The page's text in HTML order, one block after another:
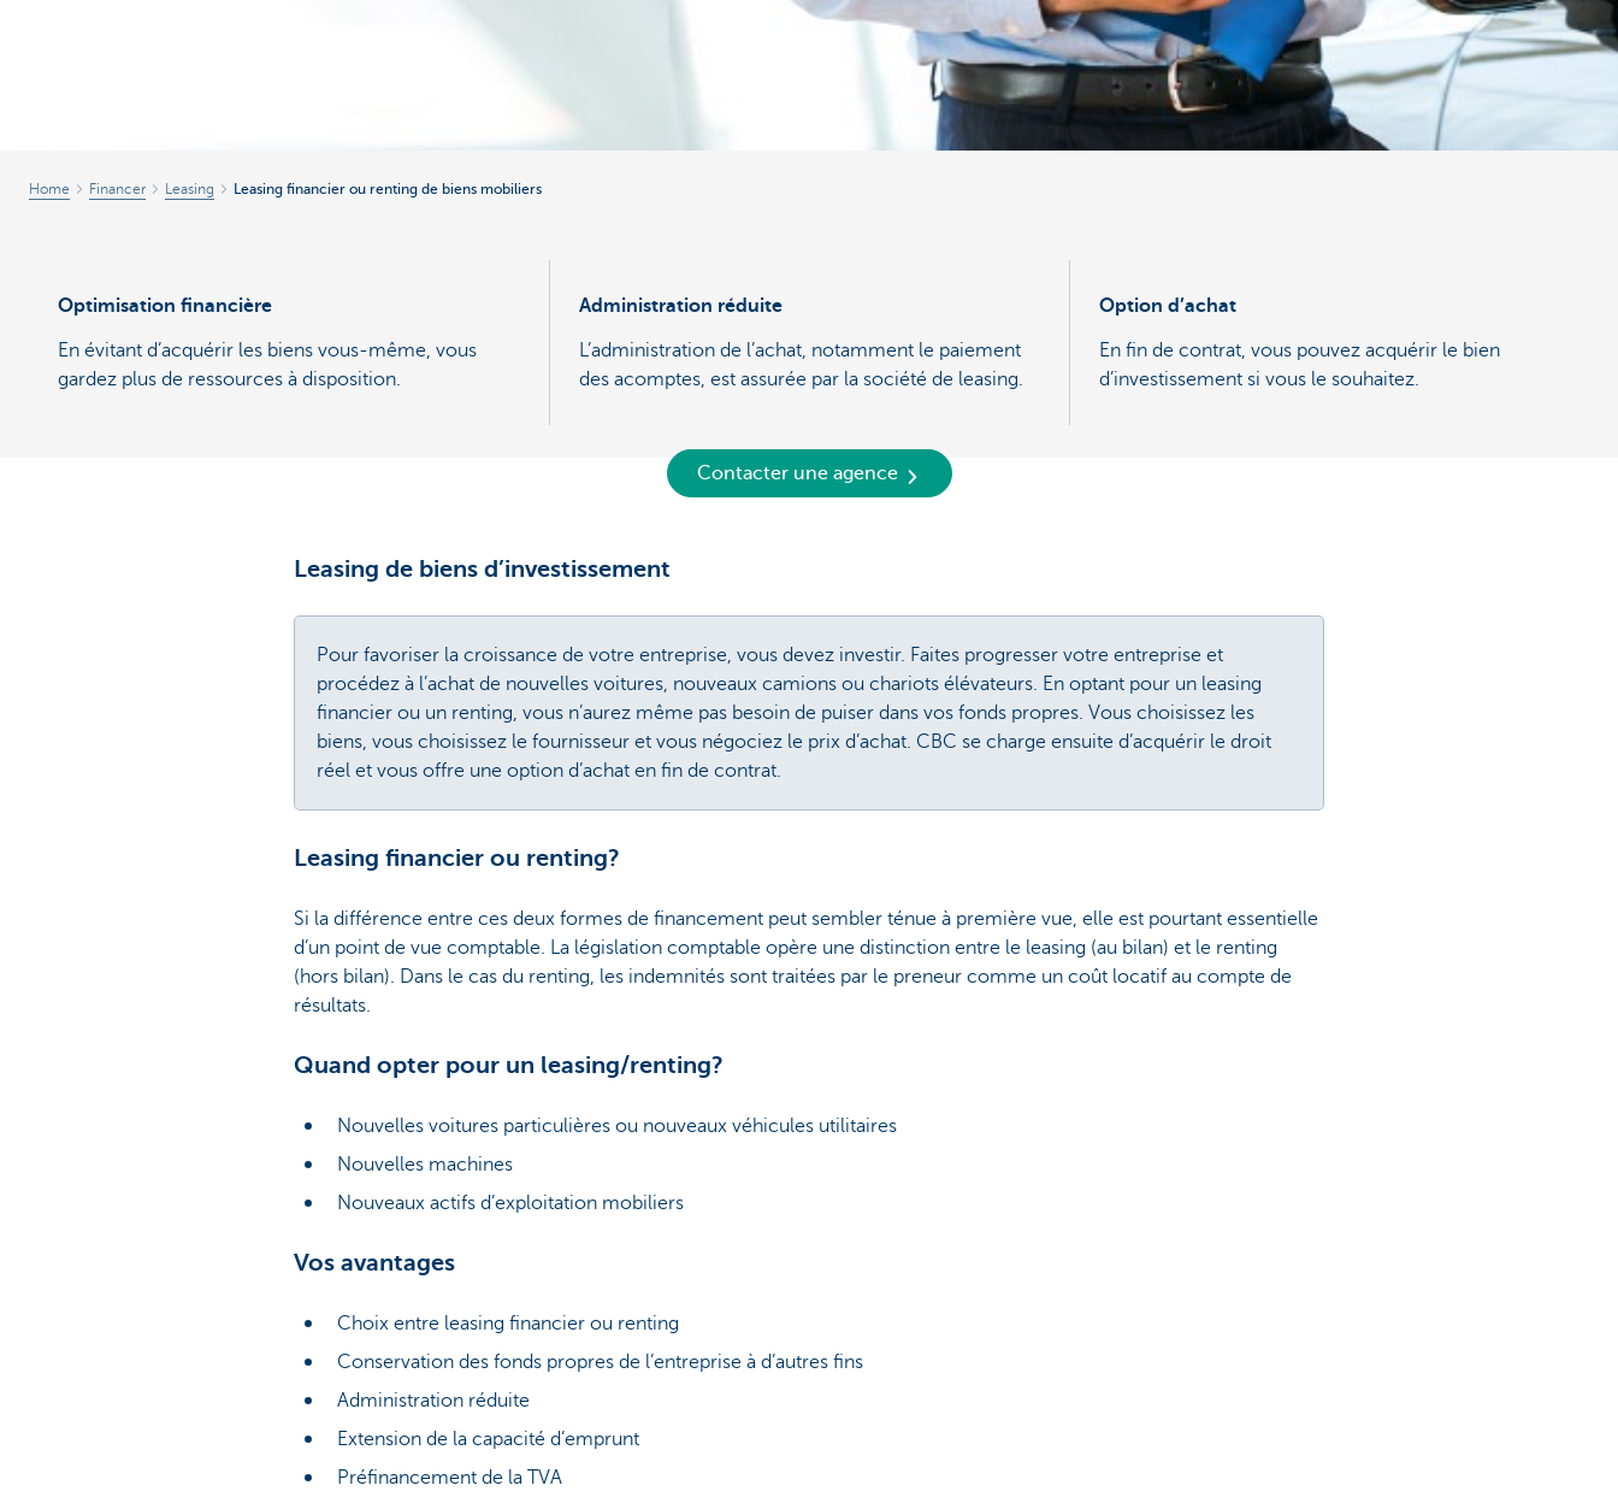
Home Financer Leasing Leasing financier ou renting de biens mobiliers
Optimisation financière
En évitant d’acquérir les biens vous-même, vous
gardez plus de ressources à disposition.
Administration réduite
L’administration de l’achat, notamment le paiement
des acomptes, est assurée par la société de leasing.
Option d’achat
En fin de contrat, vous pouvez acquérir le bien
d’investissement si vous le souhaitez.
Contacter une agence
Leasing de biens d’investissement
Pour favoriser la croissance de votre entreprise, vous devez investir. Faites progresser votre entreprise et
procédez à l’achat de nouvelles voitures, nouveaux camions ou chariots élévateurs. En optant pour un leasing
financier ou un renting, vous n’aurez même pas besoin de puiser dans vos fonds propres. Vous choisissez les
biens, vous choisissez le fournisseur et vous négociez le prix d’achat. CBC se charge ensuite d’acquérir le droit
réel et vous offre une option d’achat en fin de contrat.
Leasing financier ou renting?
Si la différence entre ces deux formes de financement peut sembler ténue à première vue, elle est pourtant essentielle
d’un point de vue comptable. La législation comptable opère une distinction entre le leasing (au bilan) et le renting
(hors bilan). Dans le cas du renting, les indemnités sont traitées par le preneur comme un coût locatif au compte de
résultats.
Quand opter pour un leasing/renting?
Nouvelles voitures particulières ou nouveaux véhicules utilitaires
Nouvelles machines
Nouveaux actifs d’exploitation mobiliers
Vos avantages
Choix entre leasing financier ou renting
Conservation des fonds propres de l’entreprise à d’autres fins
Administration réduite
Extension de la capacité d’emprunt
Préfinancement de la TVA